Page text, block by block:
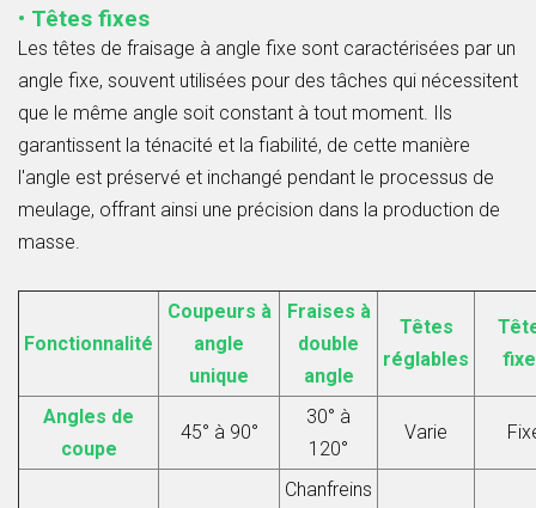
• Têtes fixes
Les têtes de fraisage à angle fixe sont caractérisées par un
angle fixe, souvent utilisées pour des tâches qui nécessitent
que le même angle soit constant à tout moment. Ils
garantissent la ténacité et la fiabilité, de cette manière
l'angle est préservé et inchangé pendant le processus de
meulage, offrant ainsi une précision dans la production de
masse.
Fonctionnalité
Coupeurs à
angle
unique
Fraises à
double
angle
Têtes
réglables
Angles de
coupe
45° à 90°
30° à
120°
Varie
Chanfreins